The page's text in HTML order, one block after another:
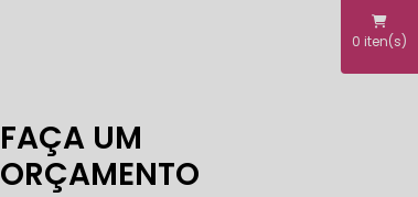
0 iten(s)
FAÇA UM
ORÇAMENTO